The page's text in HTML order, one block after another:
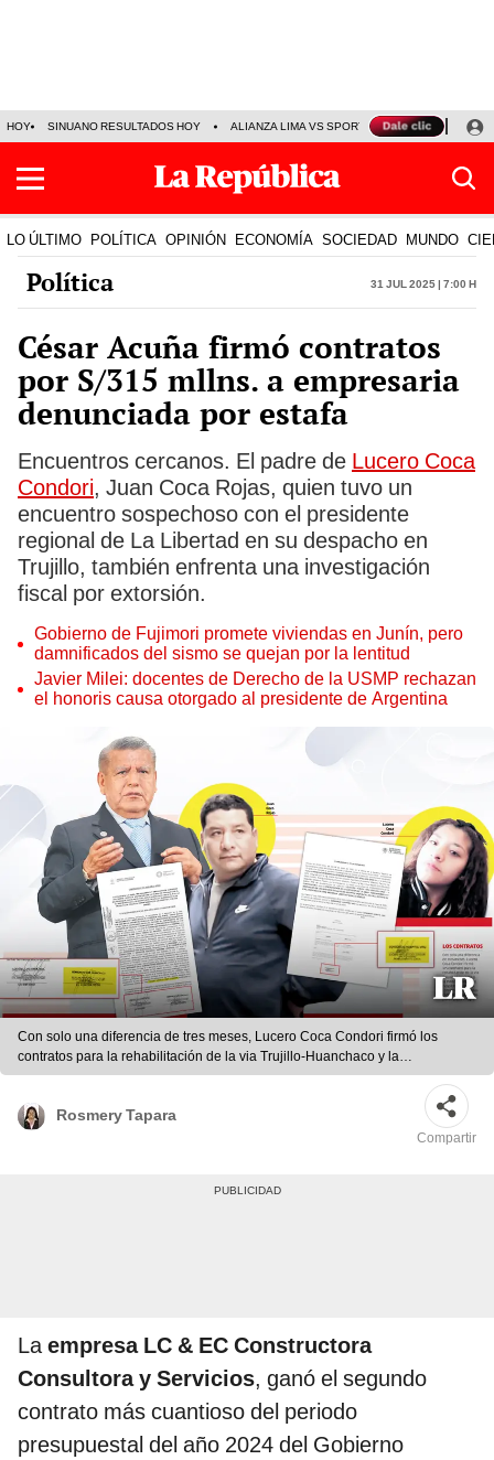
HOY SINUANO RESULTADOS HOY ALIANZA LIMA VS SPORT BOYS JORGE
LO ÚLTIMO POLÍTICA OPINIÓN ECONOMÍA SOCIEDAD MUNDO
Política 31 Jul 2025 | 7:00 h
César Acuña firmó contratos
por S/315 mllns. a empresaria
denunciada por estafa
Encuentros cercanos. El padre de Lucero Coca
Condori, Juan Coca Rojas, quien tuvo un
encuentro sospechoso con el presidente
regional de La Libertad en su despacho en
Trujillo, también enfrenta una investigación
fiscal por extorsión.
Gobierno de Fujimori promete viviendas en Junín, pero
damnificados del sismo se quejan por la lentitud
Javier Milei: docentes de Derecho de la USMP rechazan
el honoris causa otorgado al presidente de Argentina
Con solo una diferencia de tres meses, Lucero Coca Condori firmó los
contratos para la rehabilitación de la via Trujillo-Huanchaco y la
modernización del hospital de Virú, en representación de dos consorcios
que su propia empresa integra. Foto: LR | César Acuña | Gore La Libertad |
Lucero Coca Condori | Juan Carlos Coca Rojas
Rosmery Tapara
Compartir
Laempresa LC & EC Constructora
Consultora y Servicios, ganó el segundo
contrato más cuantioso del periodo
presupuestal del año 2024 del Gobierno